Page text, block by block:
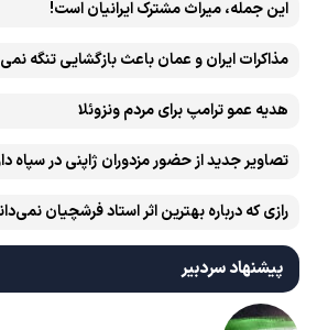
این جمله، میراث مشترک ایرانیان است!
مذاکرات ایران و عمان باعث بازگشایی تنگه
هدیه عمو ترامپ برای مردم ونزوئلا
تصاویر جدید از حضور مزدوران ژاپنی در سپاه
رازی که درباره بهترین اثر استاد فرشچیان
پیشنهاد سردبیر